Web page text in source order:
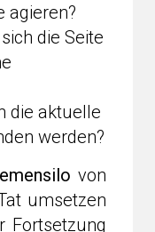
agieren?
die Seite
die aktuelle
werden?
von
umsetzen
Fortsetzung